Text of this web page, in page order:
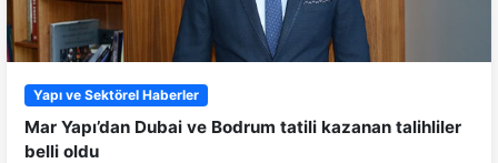
Yapı ve Sektörel Haberler
Mar Yapı’dan Dubai ve Bodrum tatili kazanan talihliler
belli oldu